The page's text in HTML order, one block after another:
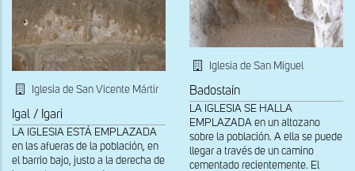
Iglesia de San Vicente Mártir
Igal / Igari
LA IGLESIA ESTÁ EMPLAZADA
en las afueras de la población, en
el barrio bajo, justo a la derecha de
Iglesia de San Miguel
Badostaín
LA IGLESIA SE HALLA
EMPLAZADA en un altozano
sobre la población. A ella se puede
llegar a través de un camino
cementado recientemente. El